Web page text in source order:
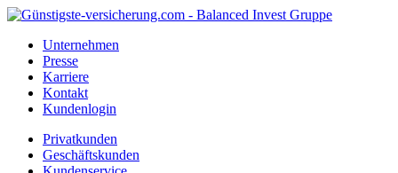
Unternehmen
Presse
Karriere
Kontakt
Kundenlogin
Privatkunden
Geschäftskunden